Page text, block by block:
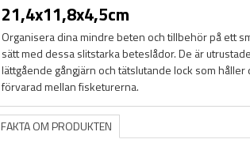
21,4x11,8x4,5cm
Organisera dina mindre beten och tillbehör på ett
sätt med dessa slitstarka beteslådor. De är
lättgående gångjärn och tätslutande lock som
förvarad mellan fisketurerna.
FAKTA OM PRODUKTEN